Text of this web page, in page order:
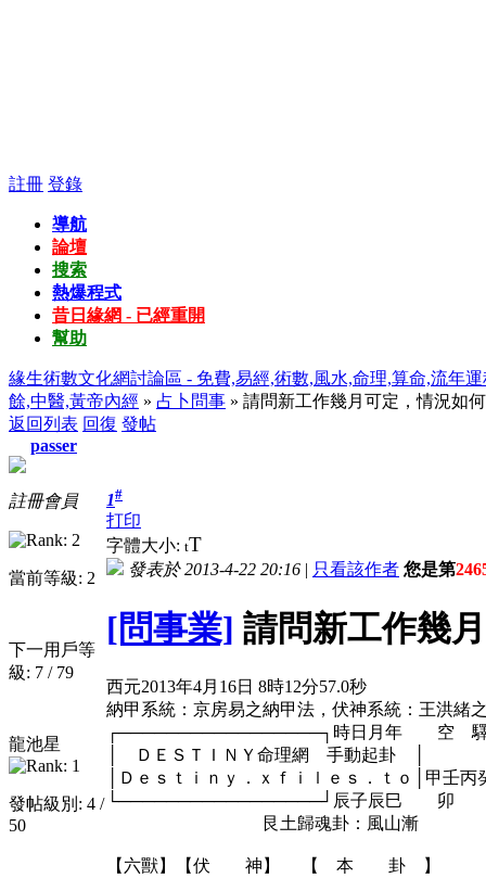
註冊 登錄
導航
論壇
搜索
熱爆程式
昔日緣網 - 已經重開
幫助
緣生術數文化網討論區 - 免費,易經,術數,風水,命理,算命,流年
餘,中醫,黃帝內經 » 占卜問事 » 請問新工作幾月可定，情況如
返回列表 回復 發帖
passer
註冊會員
當前等級: 2
下一用戶等
級: 7 / 79
龍池星
發帖級別: 4 /
50
1#
打印
字體大小: tT
發表於 2013-4-22 20:16 | 只看該作者 您是第
[問事業] 請問新工作幾
西元2013年4月16日 8時12分57.0秒
納甲系統：京房易之納甲法，伏神系統：王洪緒
┌─────────────────┐時日月年 空
│ ＤＥＳＴＩＮＹ命理網 手動起
│Ｄｅｓｔｉｎｙ．ｘｆｉｌｅｓ．ｔｏ│
└─────────────────┘辰子
艮土歸魂卦：風山漸 乾金
【六獸】【伏 神】 【 本